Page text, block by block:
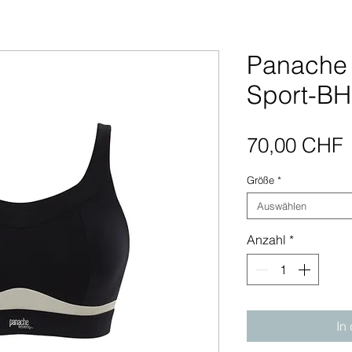
Sport-BH
70,00 CHF
Größe *
Auswählen
Anzahl *
In